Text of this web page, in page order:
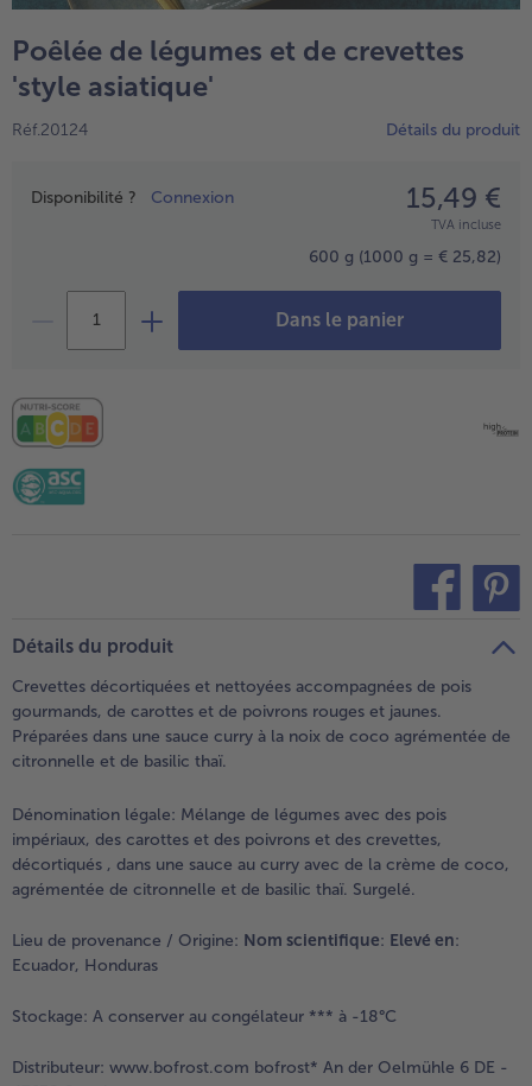
TousUstensiles de cuisine
Gâteaux & Tartes
Tousbofrost*free
High Protein
TousAlternatives végétale
Friteuse à air chaud
Poêlée de légumes et de crevettes
'style asiatique'
Réf.20124 Détails du produit
Prix
Disponibilité ? Connexion 15,49 €
TVA incluse
600 g (1000 g = € 25,82)
Dans le panier
Détails du produit
Crevettes décortiquées et nettoyées accompagnées de pois
gourmands, de carottes et de poivrons rouges et jaunes.
Préparées dans une sauce curry à la noix de coco agrémentée de
citronnelle et de basilic thaï.
Dénomination légale: Mélange de légumes avec des pois
impériaux, des carottes et des poivrons et des crevettes,
décortiqués , dans une sauce au curry avec de la crème de coco,
agrémentée de citronnelle et de basilic thaï. Surgelé.
Lieu de provenance / Origine: Nom scientifique: Elevé en:
Ecuador, Honduras
Stockage: A conserver au congélateur *** à -18°C
Distributeur: www.bofrost.com bofrost* An der Oelmühle 6 DE -